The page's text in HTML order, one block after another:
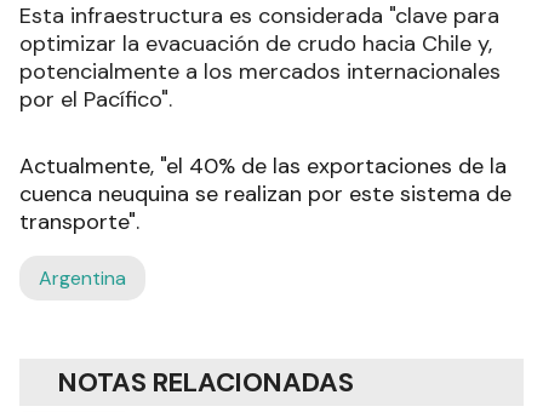
Esta infraestructura es considerada "clave para
optimizar la evacuación de crudo hacia Chile y,
potencialmente a los mercados internacionales
por el Pacífico".
Actualmente, "el 40% de las exportaciones de la
cuenca neuquina se realizan por este sistema de
transporte".
Argentina
NOTAS RELACIONADAS